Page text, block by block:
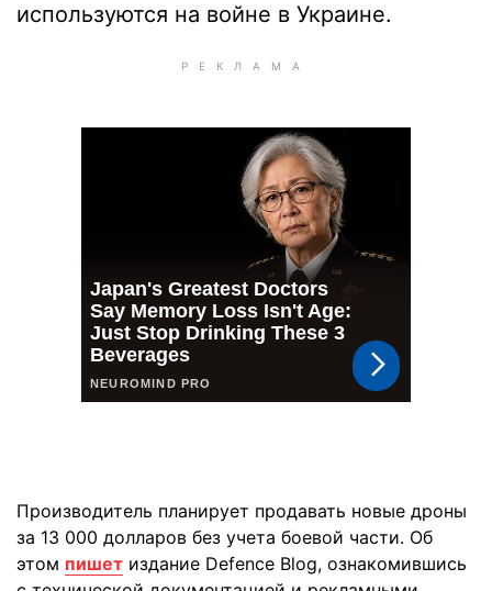
используются на войне в Украине.
Производитель планирует продавать новые дроны
за 13 000 долларов без учета боевой части. Об
этом пишет издание Defence Blog, ознакомившись